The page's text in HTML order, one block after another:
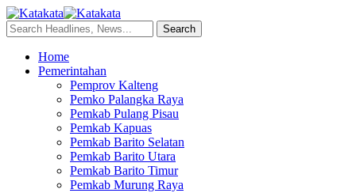
Home
Pemerintahan
Pemprov Kalteng
Pemko Palangka Raya
Pemkab Pulang Pisau
Pemkab Kapuas
Pemkab Barito Selatan
Pemkab Barito Utara
Pemkab Barito Timur
Pemkab Murung Raya